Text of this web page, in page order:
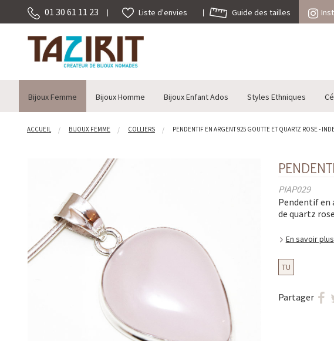
01 30 61 11 23 Liste d'envies Guide des tailles
Bijoux Femme Bijoux Homme Bijoux Enfant Ados Styles Ethniques
ACCUEIL BIJOUX FEMME COLLIERS PENDENTIF EN ARGENT 925 GOUTTE ET QUARTZ ROSE -
PIAP029
Pendentif en
de quartz
En savoir plus
TU
Partager